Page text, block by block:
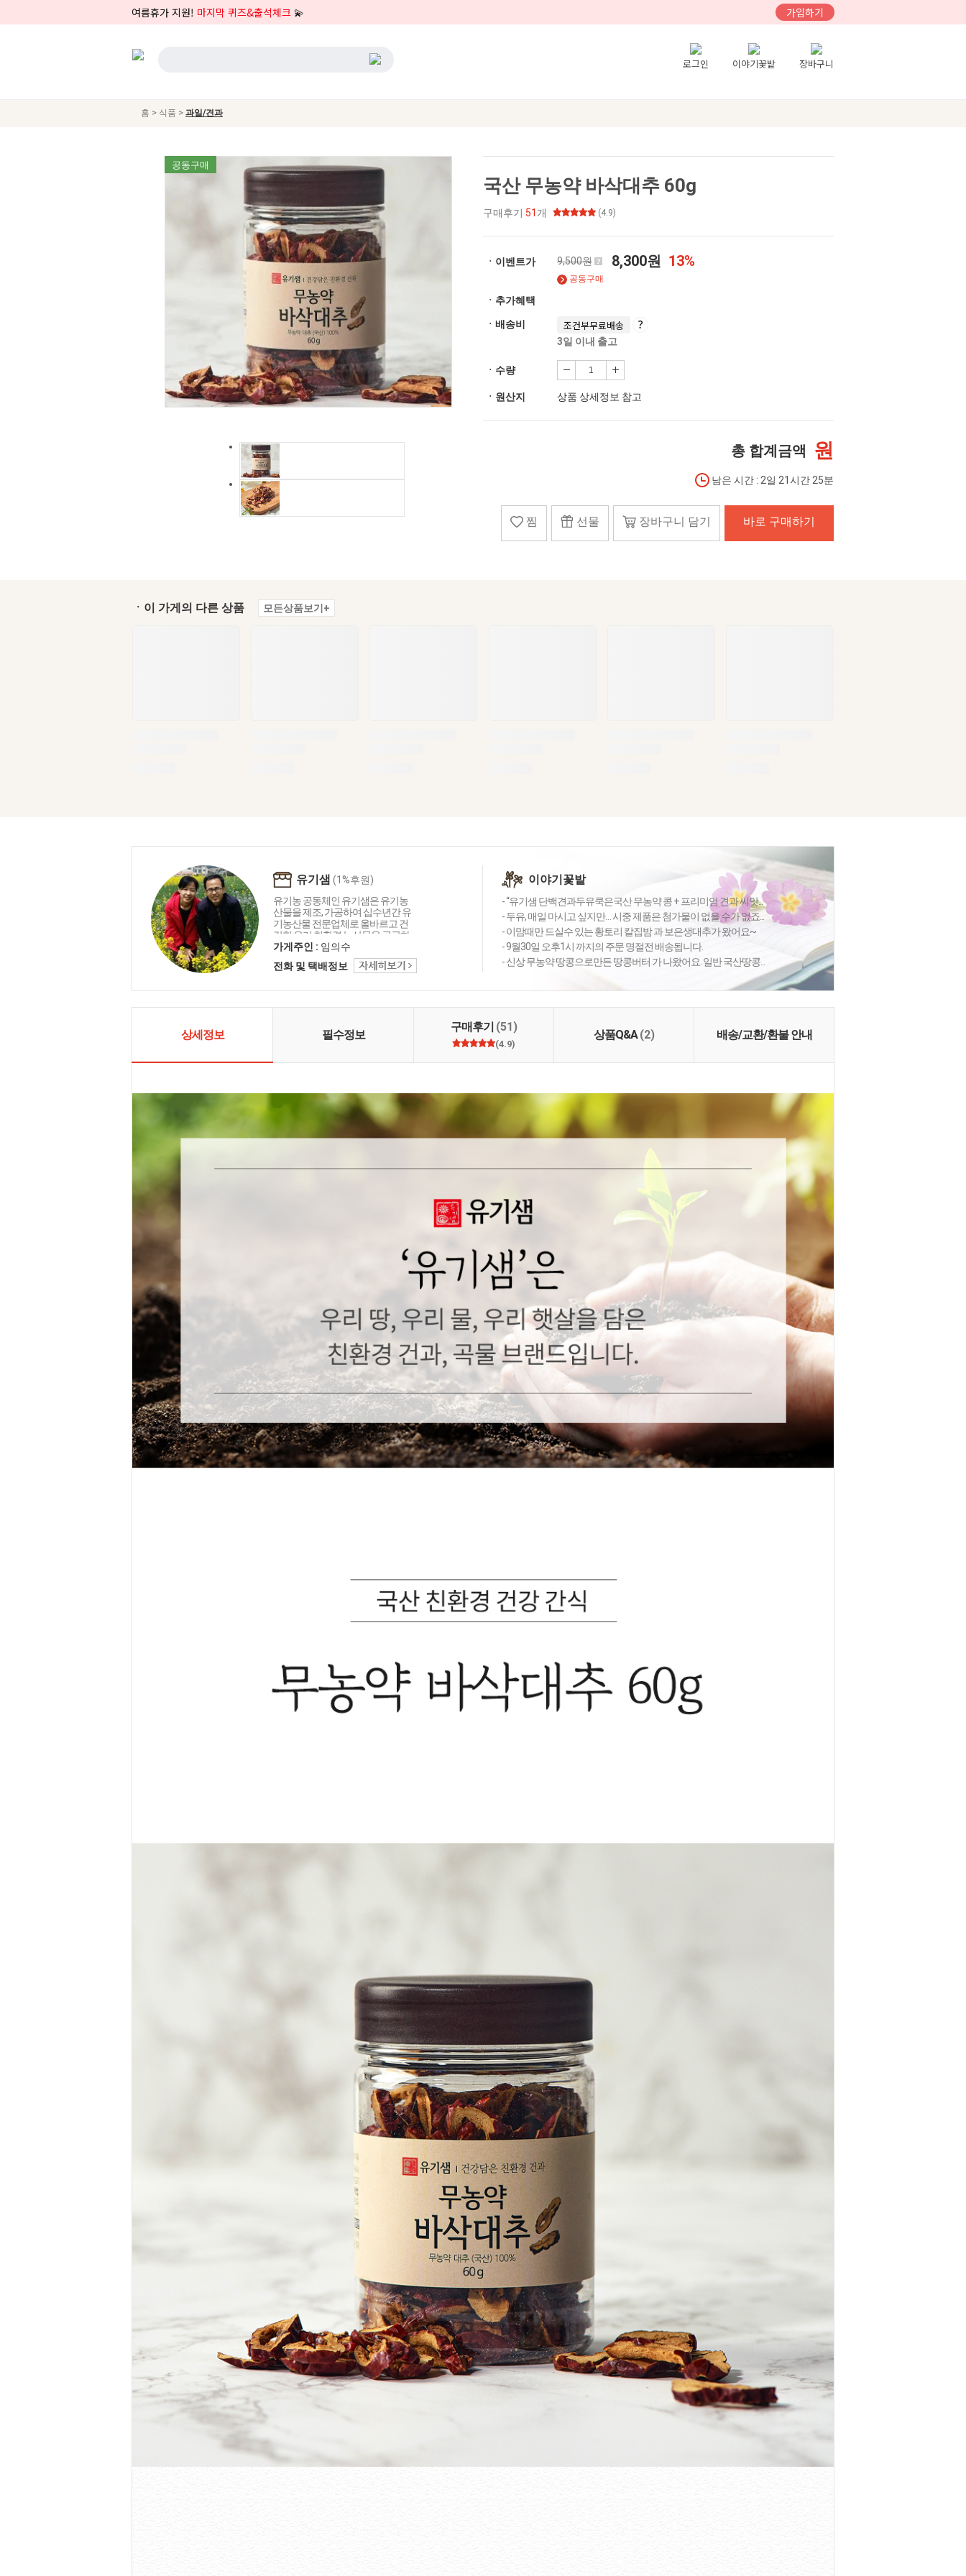
여름휴가 지원! 마지막 퀴즈&출석체크 💫 가입하기
로그인 이야기꽃밭 장바구니
홈 > 식품 > 과일/견과
공동구매
국산 무농약 바삭대추 60g
구매후기 51 개 (4.9)
ㆍ이벤트가 9,500원 8,300원 13%
공동구매
ㆍ추가혜택
ㆍ배송비 조건부무료배송
3일 이내 출고
ㆍ수량
ㆍ원산지 상품 상세정보 참고
총 합계금액 원
남은 시간 : 2일 21시간 25분
찜 선물 장바구니 담기 바로 구매하기
ㆍ이 가게의 다른 상품 모든상품보기+
유기샘 (1%후원)
유기농 공동체인 유기샘은 유기농
산물을 제조, 가공하여 십수년간 유
기농산물 전문업체로 올바르고 건
강한 우리 친환경 농산물을 공급하
는 생명 중심의 농업공동체입니다.
유기샘이 드리는 세 가지 약속 1.올
곧은 친환경 명인이 지은 농산물로
주는 제품을 만들겠습니다. 3. 철저
가게주인 : 임의수
전화 및 택배정보
이야기꽃밭
- “유기샘 단백견과두유쿡은국산 무농약 콩 + 프리미엄 견과·씨앗...
- 두유, 매일 마시고 싶지만… 시중 제품은 첨가물이 없을 수가 없죠...
- 이맘때만 드실수 있는 황토리 칼집밤 과 보은생대추가 왔어요~
- 9월30일 오후1시 까지의 주문 명절전 배송됩니다.
- 신상 무농약 땅콩으로만든 땅콩버터 가 나왔어요. 일반 국산땅콩...
상세정보 필수정보
구매후기 (51)
(4.9)
상품Q&A(2) 배송/교환/환불 안내